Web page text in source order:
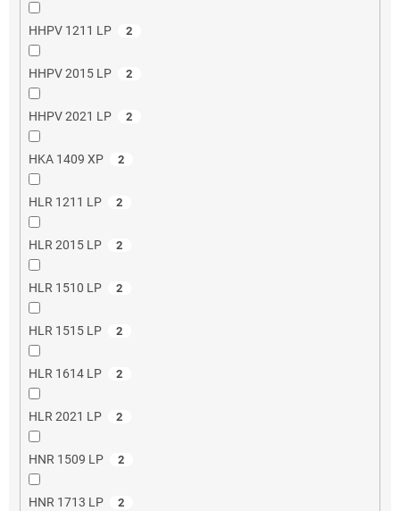
HHPV 1211 LP 2
HHPV 2015 LP 2
HHPV 2021 LP 2
HKA 1409 XP 2
HLR 1211 LP 2
HLR 2015 LP 2
HLR 1510 LP 2
HLR 1515 LP 2
HLR 1614 LP 2
HLR 2021 LP 2
HNR 1509 LP 2
HNR 1713 LP 2